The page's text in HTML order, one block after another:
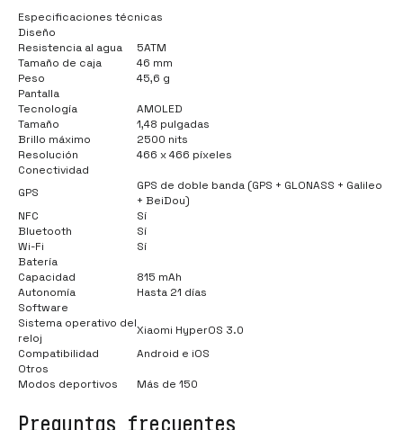
Especificaciones técnicas
Diseño
Resistencia al agua
5ATM
Tamaño de caja
46 mm
Peso
45,6 g
Pantalla
Tecnología
AMOLED
Tamaño
1,48 pulgadas
Brillo máximo
2500 nits
Resolución
466 x 466 píxeles
Conectividad
GPS
GPS de doble banda (GPS + GLONASS + Galileo
+ BeiDou)
NFC
Sí
Bluetooth
Sí
Wi-Fi
Sí
Batería
Capacidad
815 mAh
Autonomía
Hasta 21 días
Software
Sistema operativo del
reloj
Xiaomi HyperOS 3.0
Compatibilidad
Android e iOS
Otros
Modos deportivos
Más de 150
Preguntas frecuentes